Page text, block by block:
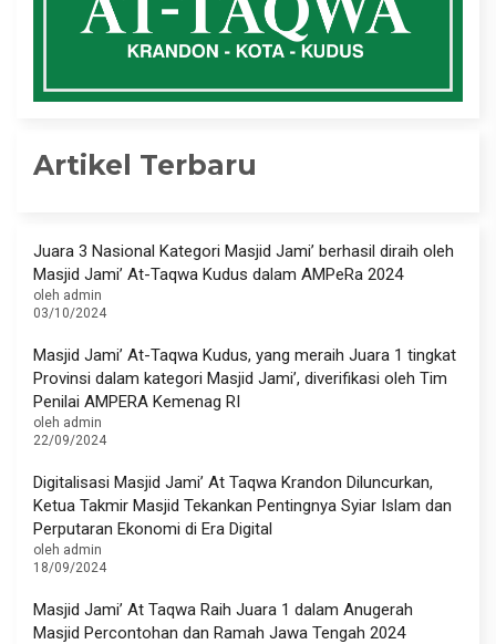
Artikel Terbaru
Juara 3 Nasional Kategori Masjid Jami’ berhasil diraih oleh
Masjid Jami’ At-Taqwa Kudus dalam AMPeRa 2024
oleh admin
03/10/2024
Masjid Jami’ At-Taqwa Kudus, yang meraih Juara 1 tingkat
Provinsi dalam kategori Masjid Jami’, diverifikasi oleh Tim
Penilai AMPERA Kemenag RI
oleh admin
22/09/2024
Digitalisasi Masjid Jami’ At Taqwa Krandon Diluncurkan,
Ketua Takmir Masjid Tekankan Pentingnya Syiar Islam dan
Perputaran Ekonomi di Era Digital
oleh admin
18/09/2024
Masjid Jami’ At Taqwa Raih Juara 1 dalam Anugerah
Masjid Percontohan dan Ramah Jawa Tengah 2024